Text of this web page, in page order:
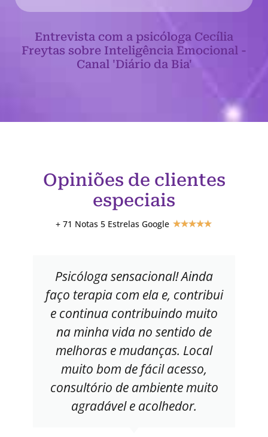
Entrevista com a psicóloga Cecília
Freytas sobre Inteligência Emocional -
Canal 'Diário da Bia'
Opiniões de clientes
especiais
+ 71 Notas 5 Estrelas Google ★★★★★
Psicóloga sensacional! Ainda
faço terapia com ela e, contribui
e continua contribuindo muito
na minha vida no sentido de
melhoras e mudanças. Local
muito bom de fácil acesso,
consultório de ambiente muito
agradável e acolhedor.